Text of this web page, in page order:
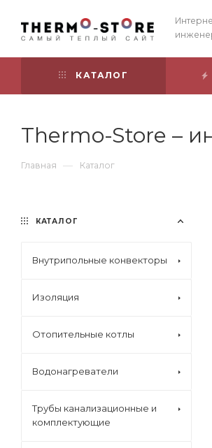
КАТАЛОГ
Thermo-Store –
Главная — Каталог
КАТАЛОГ
Внутрипольные конвекторы
Изоляция
Отопительные котлы
Водонагреватели
Трубы канализационные и
комплектующие